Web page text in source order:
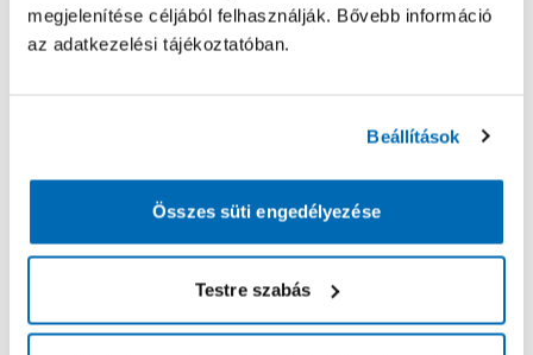
megjelenítése céljából felhasználják. Bővebb információ
az adatkezelési tájékoztatóban.
Beállítások
Összes süti engedélyezése
Testre szabás